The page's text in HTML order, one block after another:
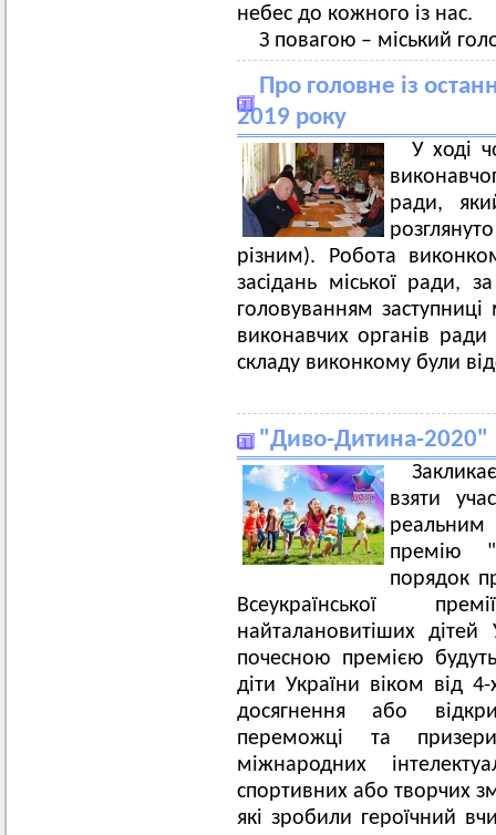
небес до кожного із нас.
З повагою – міський
Про головне із
2019 року
У ході
ради,
різним). Робота
засідань міської ради,
головуванням заступниці
виконавчих органів
складу виконкому були
"Диво-Дитина-2020"
взяти
премію
порядок
Всеукраїнської
найталановитіших
почесною премією
діти України віком від
досягнення або
переможці та
міжнародних
спортивних або творчих
які зробили героїчний